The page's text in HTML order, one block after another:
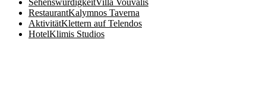
SehenswürdigkeitVilla Vouvalis
RestaurantKalymnos Taverna
AktivitätKlettern auf Telendos
HotelKlimis Studios